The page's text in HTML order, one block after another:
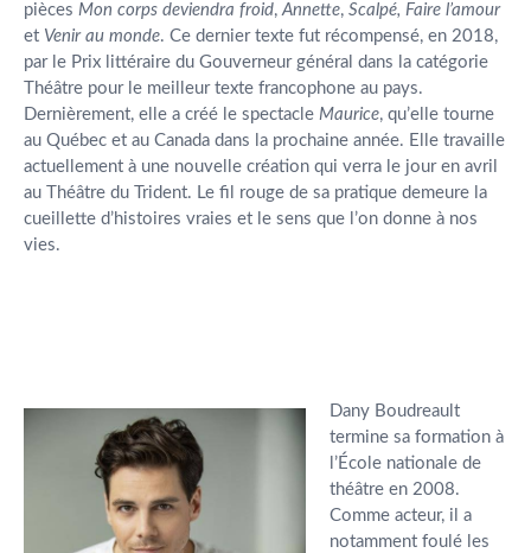
pièces Mon corps deviendra froid,Annette, Scalpé, Faire l’amour
et Venir au monde. Ce dernier texte fut récompensé, en 2018,
par le Prix littéraire du Gouverneur général dans la catégorie
Théâtre pour le meilleur texte francophone au pays.
Dernièrement, elle a créé le spectacle Maurice, qu’elle tourne
au Québec et au Canada dans la prochaine année. Elle travaille
actuellement à une nouvelle création qui verra le jour en avril
au Théâtre du Trident. Le fil rouge de sa pratique demeure la
cueillette d’histoires vraies et le sens que l’on donne à nos
vies.
Dany Boudreault
termine sa formation à
l’École nationale de
théâtre en 2008.
Comme acteur, il a
notamment foulé les